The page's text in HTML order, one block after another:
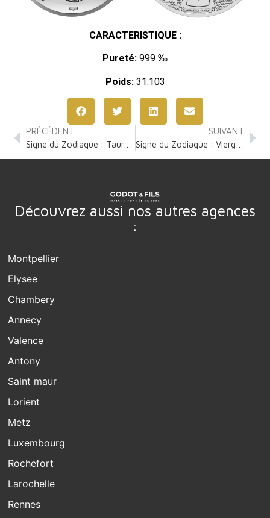
CARACTERISTIQUE :
Pureté: 999 ‰
Poids:31.103
PRÉCÉDENT
Signe du Zodiaque : Taureau 1 Once Argent
SUIVANT
Découvrez aussi nos autres agences
:
Montpellier
Elysee
Chambery
Annecy
Valence
Antony
Saint maur
Lorient
Metz
Luxembourg
Rochefort
Larochelle
Rennes